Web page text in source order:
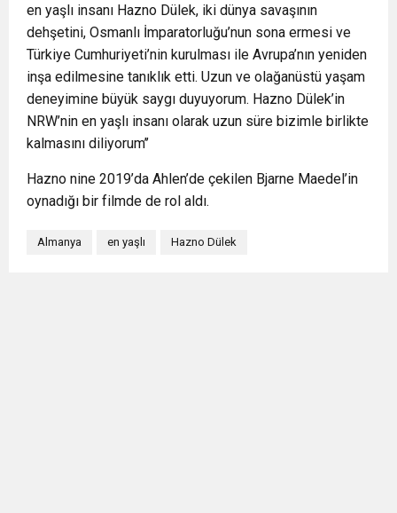
en yaşlı insanı Hazno Dülek, iki dünya savaşının
dehşetini, Osmanlı İmparatorluğu’nun sona ermesi ve
Türkiye Cumhuriyeti’nin kurulması ile Avrupa’nın yeniden
inşa edilmesine tanıklık etti. Uzun ve olağanüstü yaşam
deneyimine büyük saygı duyuyorum. Hazno Dülek’in
NRW’nin en yaşlı insanı olarak uzun süre bizimle birlikte
kalmasını diliyorum’’
Hazno nine 2019’da Ahlen’de çekilen Bjarne Maedel’in
oynadığı bir filmde de rol aldı.
Almanya en yaşlı Hazno Dülek